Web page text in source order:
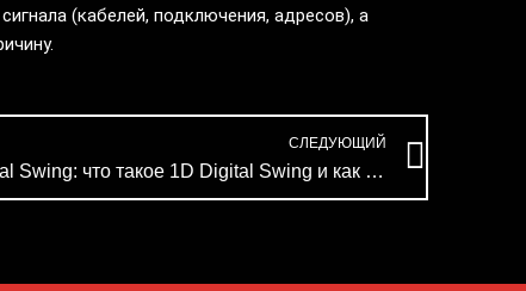
(кабелей, подключения, адресов), а
СЛЕДУЮЩИЙ
Руководство по насадкам Digital Swing: что такое 1D Digital Swing и как он работает?
Next